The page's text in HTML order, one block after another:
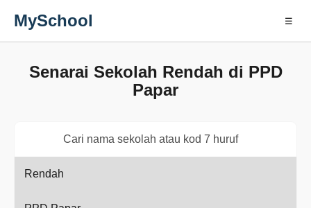
MySchool ☰
Senarai Sekolah Rendah di PPD
Papar